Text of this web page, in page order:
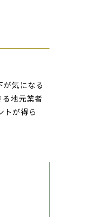
気になる
地元業者
トが得ら